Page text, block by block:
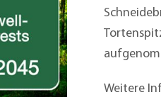
Weitere